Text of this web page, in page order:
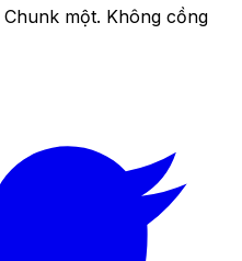
Chunk một. Không cồng